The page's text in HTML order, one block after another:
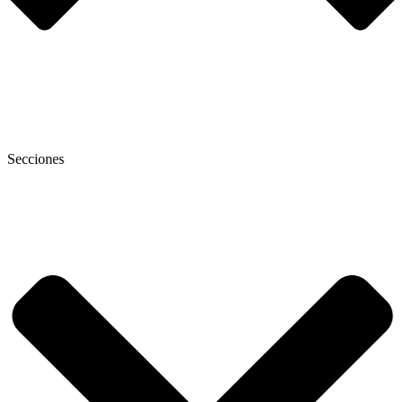
Secciones